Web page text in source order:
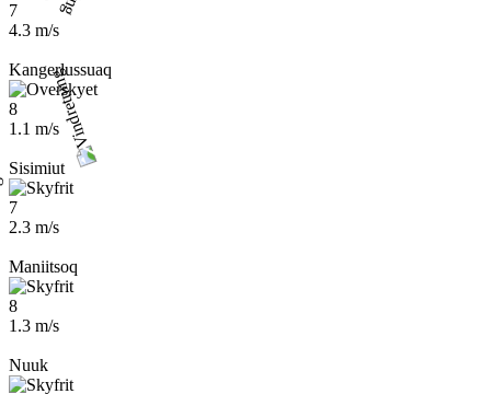
7
4.3 m/s
Kangerlussuaq
8
1.1 m/s
Sisimiut
7
2.3 m/s
Maniitsoq
8
1.3 m/s
Nuuk